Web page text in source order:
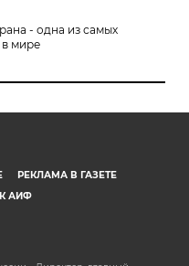
- одна из самых
мире
РЕКЛАМА В ГАЗЕТЕ
АИФ